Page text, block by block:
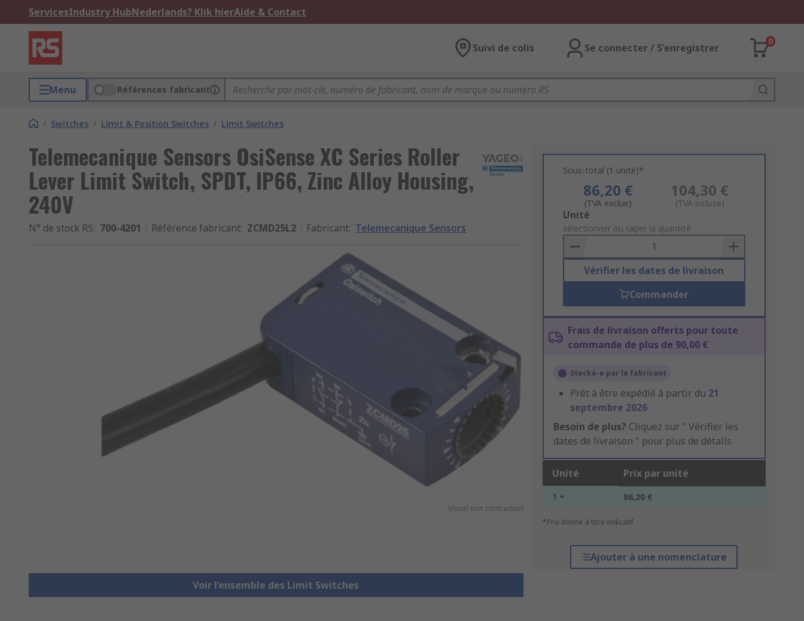
ServicesIndustry HubNederlands? Klik hierAide & Contact
Suivi de colis Se connecter / S'enregistrer
0
Menu Références fabricant
/ Switches / Limit & Position Switches / Limit Switches
Telemecanique Sensors OsiSense XC Series Roller
Lever Limit Switch, SPDT, IP66, Zinc Alloy Housing,
240V
N° de stock RS: 700-4201 Référence fabricant: ZCMD25L2 Fabricant: Telemecanique Sensors
Visuel non contractuel
Voir l’ensemble des Limit Switches
Sous-total (1 unité)*
86,20 €
(TVA exclue)
104,30 €
(TVA incluse)
Add
to
Basket
Unité
sélectionner ou taper la quantité
Vérifier les dates de livraison
Commander
Frais de livraison offerts pour toute
commande de plus de 90,00 €
Stocké-e par le fabricant
Prêt à être expédié à partir du 21
septembre 2026
Besoin de plus? Cliquez sur " Vérifier les
dates de livraison " pour plus de détails
Unité Prix par unité
1 + 86,20 €
*Prix donné à titre indicatif
Ajouter à une nomenclature